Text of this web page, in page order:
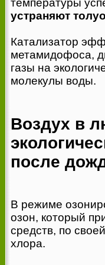
температуры
устраняют
Катализатор
метамидофоса,
газы на
молекулы воды.
Воздух в
после
В режиме
озон, который
средств, по
хлора.